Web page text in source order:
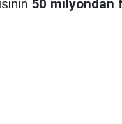
50 milyondan